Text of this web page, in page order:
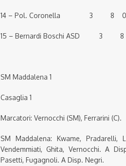
14 – Pol. Coronella 3 8
15 – Bernardi Boschi
SM Maddalena 1
Casaglia 1
Marcatori: Vernocchi (SM), Ferrarini (C).
SM Maddalena: Kwame, Pradarelli,
Vendemmiati, Ghita, Vernocchi. A
Pasetti, Fugagnoli. A Disp. Negri.